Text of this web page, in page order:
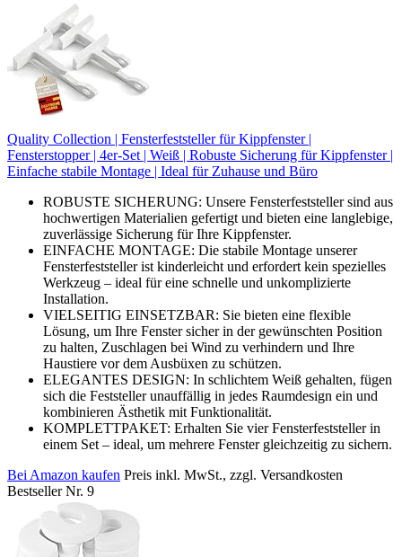
Quality Collection | Fensterfeststeller für Kippfenster |
Fensterstopper | 4er-Set | Weiß | Robuste Sicherung für Kippfenster |
Einfache stabile Montage | Ideal für Zuhause und Büro
ROBUSTE SICHERUNG: Unsere Fensterfeststeller sind aus
hochwertigen Materialien gefertigt und bieten eine langlebige,
zuverlässige Sicherung für Ihre Kippfenster.
EINFACHE MONTAGE: Die stabile Montage unserer
Fensterfeststeller ist kinderleicht und erfordert kein spezielles
Werkzeug – ideal für eine schnelle und unkomplizierte
Installation.
VIELSEITIG EINSETZBAR: Sie bieten eine flexible
Lösung, um Ihre Fenster sicher in der gewünschten Position
zu halten, Zuschlagen bei Wind zu verhindern und Ihre
Haustiere vor dem Ausbüxen zu schützen.
ELEGANTES DESIGN: In schlichtem Weiß gehalten, fügen
sich die Feststeller unauffällig in jedes Raumdesign ein und
kombinieren Ästhetik mit Funktionalität.
KOMPLETTPAKET: Erhalten Sie vier Fensterfeststeller in
einem Set – ideal, um mehrere Fenster gleichzeitig zu sichern.
Bei Amazon kaufen Preis inkl. MwSt., zzgl. Versandkosten
Bestseller Nr. 9